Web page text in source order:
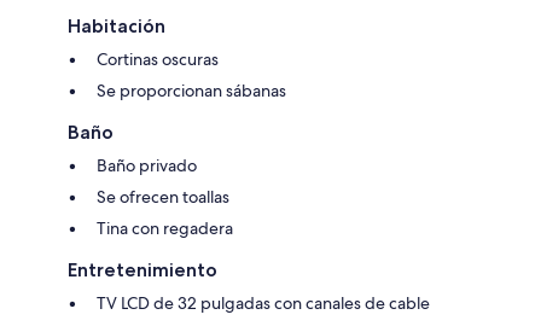
Habitación
Cortinas oscuras
Se proporcionan sábanas
Baño
Baño privado
Se ofrecen toallas
Tina con regadera
Entretenimiento
TV LCD de 32 pulgadas con canales de cable